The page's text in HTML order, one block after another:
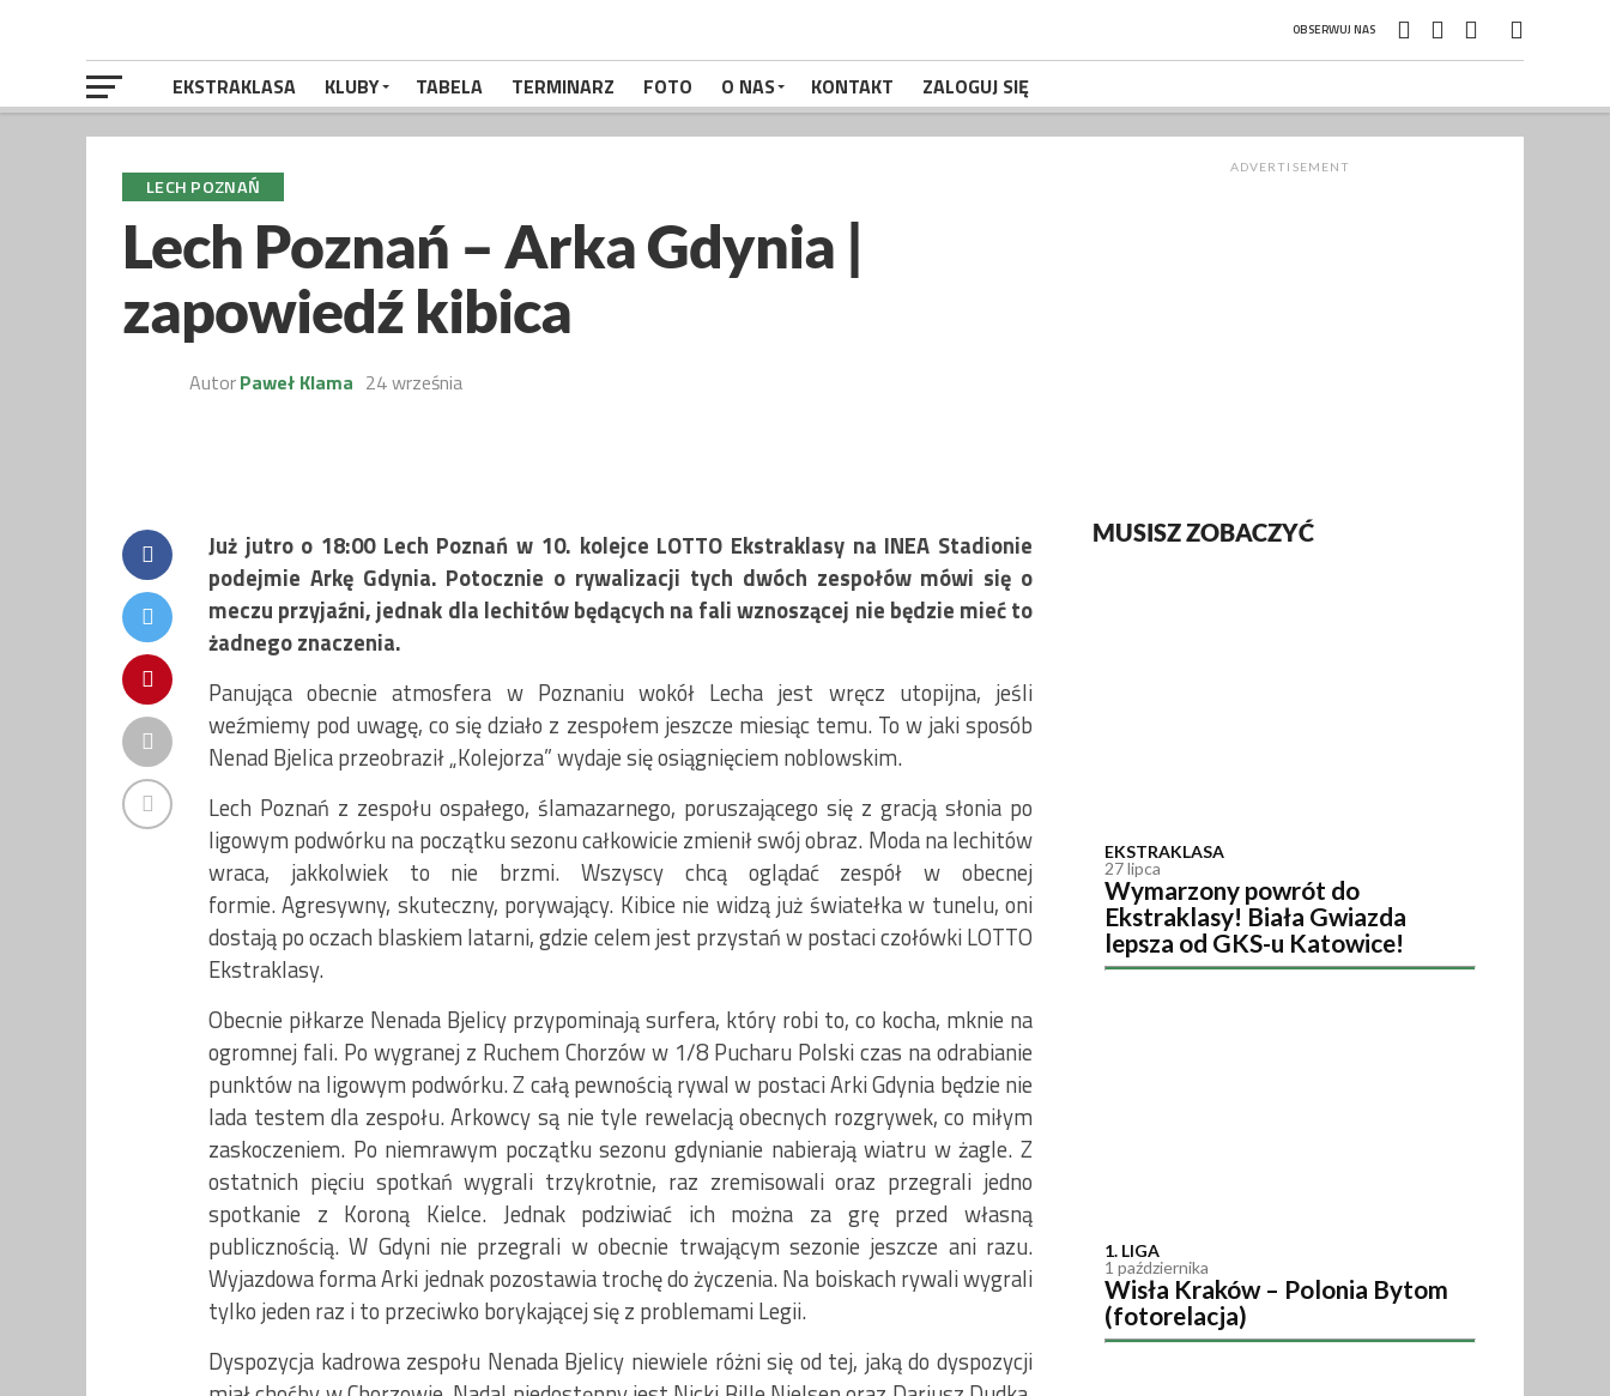
OBSERWUJ NAS
EKSTRAKLASA KLUBY TABELA TERMINARZ FOTO O NAS KONTAKT ZALOGUJ SIĘ
LECH POZNAŃ
Lech Poznań – Arka Gdynia |
zapowiedź kibica
AutorPaweł Klama 24 września
Już jutro o 18:00 Lech Poznań w 10. kolejce LOTTO Ekstraklasy na INEA Stadionie
podejmie Arkę Gdynia. Potocznie o rywalizacji tych dwóch zespołów mówi się o
meczu przyjaźni, jednak dla lechitów będących na fali wznoszącej nie będzie mieć to
żadnego znaczenia.
Panująca obecnie atmosfera w Poznaniu wokół Lecha jest wręcz utopijna, jeśli
weźmiemy pod uwagę, co się działo z zespołem jeszcze miesiąc temu. To w jaki sposób
Nenad Bjelica przeobraził „Kolejorza” wydaje się osiągnięciem noblowskim.
Lech Poznań z zespołu ospałego, ślamazarnego, poruszającego się z gracją słonia po
ligowym podwórku na początku sezonu całkowicie zmienił swój obraz. Moda na lechitów
wraca, jakkolwiek to nie brzmi. Wszyscy chcą oglądać zespół w obecnej
formie. Agresywny, skuteczny, porywający. Kibice nie widzą już światełka w tunelu, oni
dostają po oczach blaskiem latarni, gdzie celem jest przystań w postaci czołówki LOTTO
Ekstraklasy.
Obecnie piłkarze Nenada Bjelicy przypominają surfera, który robi to, co kocha, mknie na
ogromnej fali. Po wygranej z Ruchem Chorzów w 1/8 Pucharu Polski czas na odrabianie
punktów na ligowym podwórku. Z całą pewnością rywal w postaci Arki Gdynia będzie nie
lada testem dla zespołu. Arkowcy są nie tyle rewelacją obecnych rozgrywek, co miłym
zaskoczeniem. Po niemrawym początku sezonu gdynianie nabierają wiatru w żagle. Z
ostatnich pięciu spotkań wygrali trzykrotnie, raz zremisowali oraz przegrali jedno
spotkanie z Koroną Kielce. Jednak podziwiać ich można za grę przed własną
publicznością. W Gdyni nie przegrali w obecnie trwającym sezonie jeszcze ani razu.
Wyjazdowa forma Arki jednak pozostawia trochę do życzenia. Na boiskach rywali wygrali
tylko jeden raz i to przeciwko borykającej się z problemami Legii.
Dyspozycja kadrowa zespołu Nenada Bjelicy niewiele różni się od tej, jaką do dyspozycji
ADVERTISEMENT
MUSISZ ZOBACZYĆ
EKSTRAKLASA
27 lipca
Wymarzony powrót do
Ekstraklasy! Biała Gwiazda
lepsza od GKS-u Katowice!
1. LIGA
1 października
Wisła Kraków – Polonia Bytom
(fotorelacja)